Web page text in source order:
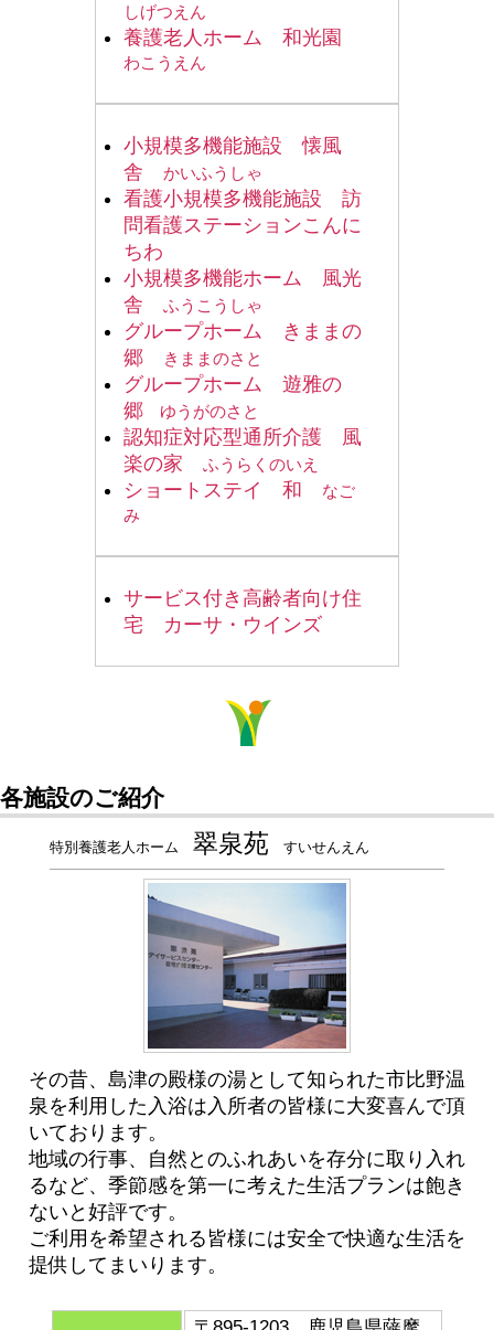
しげつえん
養護老人ホーム 和光園
わこうえん
小規模多機能施設 懐風
舎 かいふうしゃ
看護小規模多機能施設 訪
問看護ステーションこんに
ちわ
小規模多機能ホーム 風光
舎 ふうこうしゃ
グループホーム きままの
郷
きままのさと
グループホーム 遊雅の
郷 ゆうがのさと
認知症対応型通所介護 風
楽の家 ふうらくのいえ
ショートステイ 和
なご
み
サービス付き高齢者向け住
宅 カーサ・ウインズ
各施設のご紹介
特別養護老人ホーム 翠泉苑 すいせんえん
その昔、島津の殿様の湯として知られた市比野温
泉を利用した入浴は入所者の皆様に大変喜んで頂
いております。
地域の行事、自然とのふれあいを存分に取り入れ
るなど、季節感を第一に考えた生活プランは飽き
ないと好評です。
ご利用を希望される皆様には安全で快適な生活を
提供してまいります。